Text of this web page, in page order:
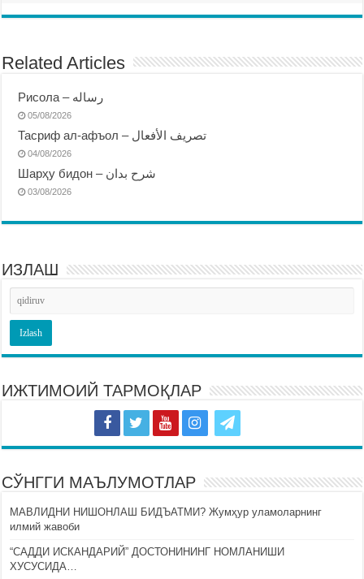
Related Articles
Рисола – رساله
05/08/2026
Тасриф ал-афъол – تصريف الأفعال
04/08/2026
Шарҳу бидон – شرح بدان
03/08/2026
ИЗЛАШ
ИЖТИМОИЙ ТАРМОҚЛАР
СЎНГГИ МАЪЛУМОТЛАР
МАВЛИДНИ НИШОНЛАШ БИДЪАТМИ? Жумҳур уламоларнинг
илмий жавоби
“САДДИ ИСКАНДАРИЙ” ДОСТОНИНИНГ НОМЛАНИШИ
ХУСУСИДА…